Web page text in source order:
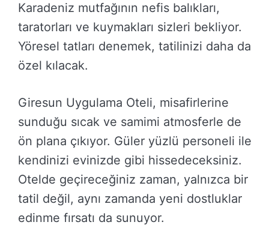
Karadeniz mutfağının nefis balıkları,
taratorları ve kuymakları sizleri bekliyor.
Yöresel tatları denemek, tatilinizi daha da
özel kılacak.
Giresun Uygulama Oteli, misafirlerine
sunduğu sıcak ve samimi atmosferle de
ön plana çıkıyor. Güler yüzlü personeli ile
kendinizi evinizde gibi hissedeceksiniz.
Otelde geçireceğiniz zaman, yalnızca bir
tatil değil, aynı zamanda yeni dostluklar
edinme fırsatı da sunuyor.